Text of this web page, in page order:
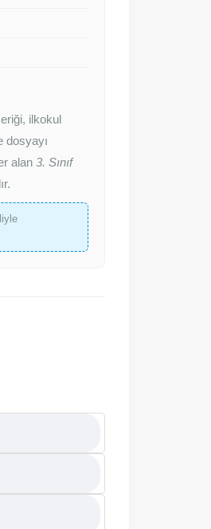
ilkokul
dosyayı
alan 3. Sınıf